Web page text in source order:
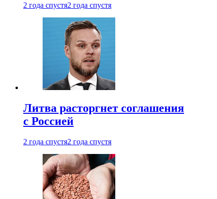
2 года спустя2 года спустя
Литва расторгнет соглашения
с Россией
2 года спустя2 года спустя